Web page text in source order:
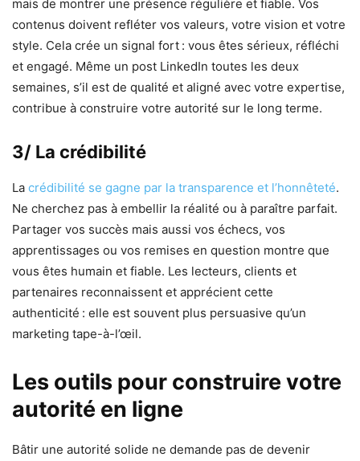
mais de montrer une présence régulière et fiable. Vos
contenus doivent refléter vos valeurs, votre vision et votre
style. Cela crée un signal fort : vous êtes sérieux, réfléchi
et engagé. Même un post LinkedIn toutes les deux
semaines, s’il est de qualité et aligné avec votre expertise,
contribue à construire votre autorité sur le long terme.
3/ La crédibilité
La crédibilité se gagne par la transparence et l’honnêteté.
Ne cherchez pas à embellir la réalité ou à paraître parfait.
Partager vos succès mais aussi vos échecs, vos
apprentissages ou vos remises en question montre que
vous êtes humain et fiable. Les lecteurs, clients et
partenaires reconnaissent et apprécient cette
authenticité : elle est souvent plus persuasive qu’un
marketing tape-à-l’œil.
Les outils pour construire votre
autorité en ligne
Bâtir une autorité solide ne demande pas de devenir